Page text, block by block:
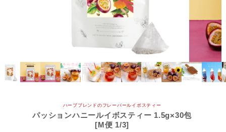
ハーブブレンドのフレーバールイボスティー
パッションハニールイボスティー 1.5g×30包
[M便 1/3]